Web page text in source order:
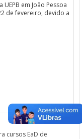
em João Pessoa
de fevereiro, devido a
cursos EaD de